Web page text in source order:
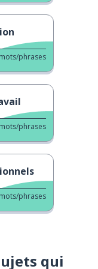
mots/phrases
mots/phrases
mots/phrases
qui